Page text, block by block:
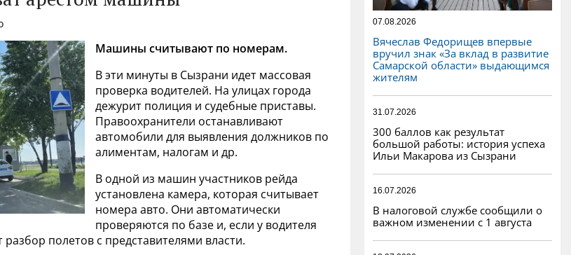
Машины считывают по номерам.
В эти минуты в Сызрани идет массовая
проверка водителей. На улицах города
дежурит полиция и судебные приставы.
Правоохранители останавливают
автомобили для выявления должников по
алиментам, налогам и др.
В одной из машин участников рейда
установлена камера, которая считывает
номера авто. Они автоматически
проверяются по базе и, если у водителя
разбор полетов с представителями власти.
07.08.2026
Вячеслав Федорищев впервые
вручил знак «За вклад в развитие
Самарской области» выдающимся
жителям
31.07.2026
300 баллов как результат
большой работы: история успеха
Ильи Макарова из Сызрани
16.07.2026
В налоговой службе сообщили о
важном изменении с 1 августа